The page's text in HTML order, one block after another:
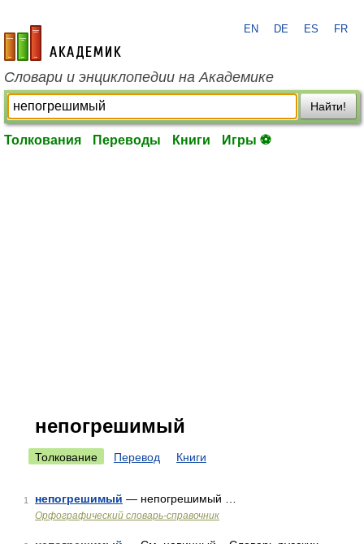
academic.ru
EN DE ES FR
Словари и энциклопедии на Академике
Найти!
Толкования Переводы Книги Игры ⚽
непогрешимый
Толкование Перевод Книги
1 непогрешимый — непогрешимый …
Орфографический словарь-справочник